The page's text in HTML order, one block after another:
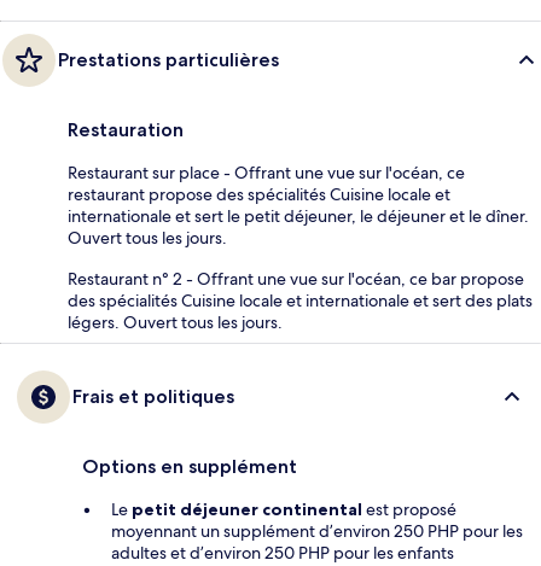
Prestations particulières
Restauration
Restaurant sur place - Offrant une vue sur l'océan, ce
restaurant propose des spécialités Cuisine locale et
internationale et sert le petit déjeuner, le déjeuner et le dîner.
Ouvert tous les jours.
Restaurant n° 2 - Offrant une vue sur l'océan, ce bar propose
des spécialités Cuisine locale et internationale et sert des plats
légers. Ouvert tous les jours.
Frais et politiques
Options en supplément
Le petit déjeuner continental est proposé
moyennant un supplément d’environ 250 PHP pour les
adultes et d’environ 250 PHP pour les enfants